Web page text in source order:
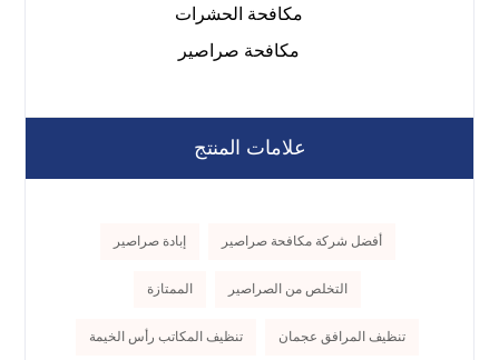
مكافحة الحشرات
مكافحة صراصير
علامات المنتج
أفضل شركة مكافحة صراصير إبادة صراصير
التخلص من الصراصير الممتازة
تنظيف المرافق عجمان تنظيف المكاتب رأس الخيمة